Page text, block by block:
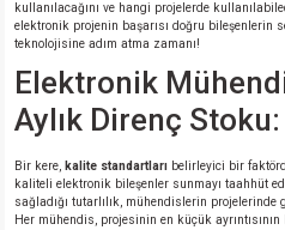
MARKA)
kullanılacağını ve hangi projelerde
elektronik projenin başarısı doğru bileşenlerin
teknolojisine adım atma zamanı!
Elektronik
Aylık Direnç
Bir kere, kalite standartları belirleyici bir
kaliteli elektronik bileşenler sunmayı taahhüt
sağladığı tutarlılık, mühendislerin projelerinde
Her mühendis, projesinin en küçük ayrıntısının